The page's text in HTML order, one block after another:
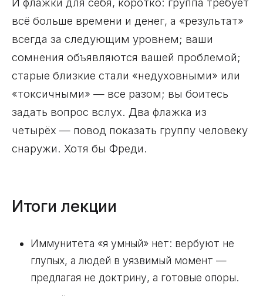
всё больше времени и денег, а «результат»
всегда за следующим уровнем; ваши
сомнения объявляются вашей проблемой;
старые близкие стали «недуховными» или
«токсичными» — все разом; вы боитесь
задать вопрос вслух. Два флажка из
четырёх — повод показать группу человеку
снаружи. Хотя бы Фреди.
Итоги лекции
Иммунитета «я умный» нет: вербуют не
глупых, а людей в уязвимый момент —
предлагая не доктрину, а готовые опоры.